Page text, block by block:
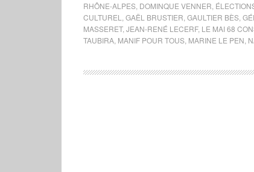
RHÔNE-ALPES DOMINQUE VENNER
CULTUREL
GAËL BRUSTIER GAULTIER BÈS
MASSERET, JEAN-RENÉ LECERF, LE MAI 68
TAUBIRA MANIF POUR TOUS MARINE LE PEN